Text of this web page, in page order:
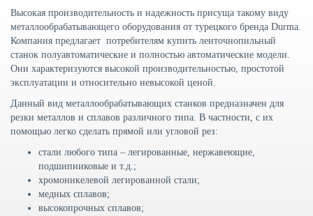
Высокая производительность и надежность присуща такому виду
металлообрабатывающего оборудования от турецкого бренда Durma.
Компания предлагает потребителям купить ленточнопильный
станок полуавтоматические и полностью автоматические модели.
Они характеризуются высокой производительностью, простотой
эксплуатации и относительно невысокой ценой.
Данный вид металлообрабатывающих станков предназначен для
резки металлов и сплавов различного типа. В частности, с их
помощью легко сделать прямой или угловой рез:
стали любого типа – легированные, нержавеющие,
подшипниковые и т.д.;
хромоникелевой легированной стали;
медных сплавов;
высокопрочных сплавов;